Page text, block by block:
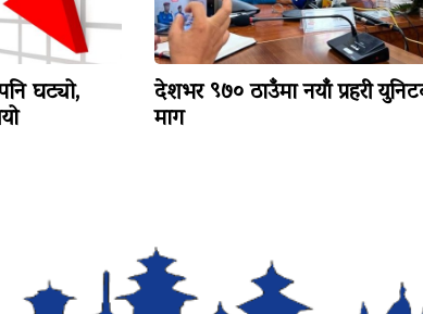
घट्यो, देशभर ९७० ठाउँमा नयाँ प्रहरी
माग